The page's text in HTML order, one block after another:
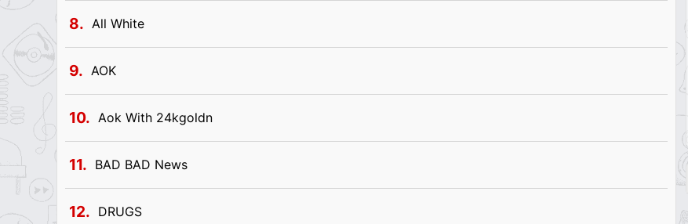
8. All White
9. AOK
10. Aok With 24kgoldn
11. BAD BAD News
12. DRUGS